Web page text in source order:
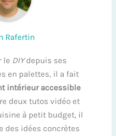
Rafertin
le DIYdepuis ses
en palettes, il a fait
intérieur accessible
deux tutos vidéo et
à petit budget, il
des idées concrètes